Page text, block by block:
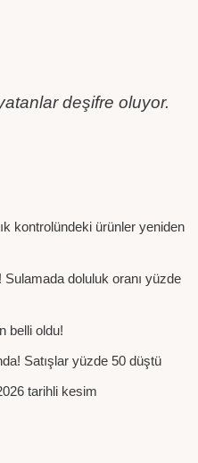
deşifre oluyor.
kontrolündeki ürünler yeniden
Sulamada doluluk oranı yüzde
belli oldu!
Satışlar yüzde 50 düştü
tarihli kesim